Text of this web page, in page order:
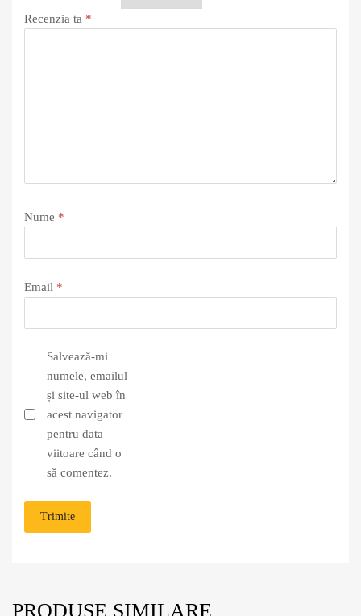
Recenzia ta *
Nume *
Email *
Salvează-mi
numele, emailul
și site-ul web în
acest navigator
pentru data
viitoare când o
să comentez.
PRODUSE SIMILARE